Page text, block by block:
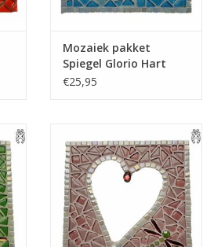
Mozaiek pakket
Spiegel Glorio Hart
Blauw
€25,95